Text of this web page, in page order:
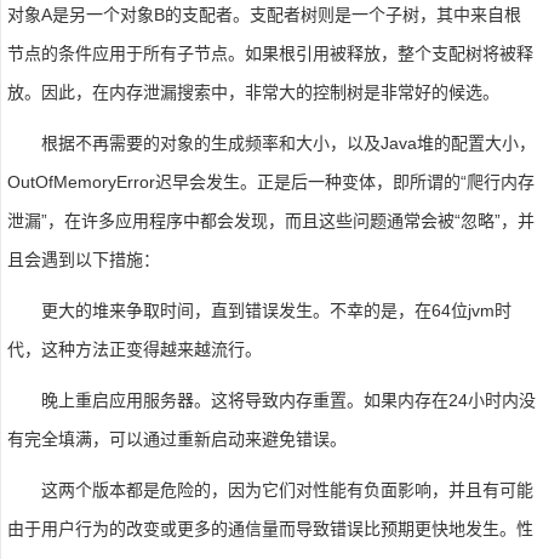
对象A是另一个对象B的支配者。支配者树则是一个子树，其中来自根
节点的条件应用于所有子节点。如果根引用被释放，整个支配树将被释
放。因此，在内存泄漏搜索中，非常大的控制树是非常好的候选。
根据不再需要的对象的生成频率和大小，以及Java堆的配置大小，
OutOfMemoryError迟早会发生。正是后一种变体，即所谓的“爬行内存
泄漏”，在许多应用程序中都会发现，而且这些问题通常会被“忽略”，并
且会遇到以下措施：
更大的堆来争取时间，直到错误发生。不幸的是，在64位jvm时
代，这种方法正变得越来越流行。
晚上重启应用服务器。这将导致内存重置。如果内存在24小时内没
有完全填满，可以通过重新启动来避免错误。
这两个版本都是危险的，因为它们对性能有负面影响，并且有可能
由于用户行为的改变或更多的通信量而导致错误比预期更快地发生。性